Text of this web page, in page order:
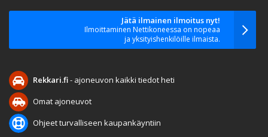
Jätä ilmainen ilmoitus nyt!
Ilmoittaminen Nettikoneessa on nopeaa
ja yksityishenkilöille ilmaista.
Rekkari.fi- ajoneuvon kaikki tiedot heti
Omat ajoneuvot
Ohjeet turvalliseen kaupankäyntiin